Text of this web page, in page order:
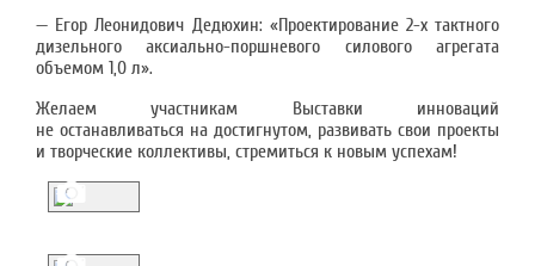
— Егор Леонидович Дедюхин: «Проектирование 2-х тактного
дизельного аксиально-поршневого силового агрегата
объемом 1,0 л».
Желаем участникам Выставки инноваций
не останавливаться на достигнутом, развивать свои проекты
и творческие коллективы, стремиться к новым успехам!